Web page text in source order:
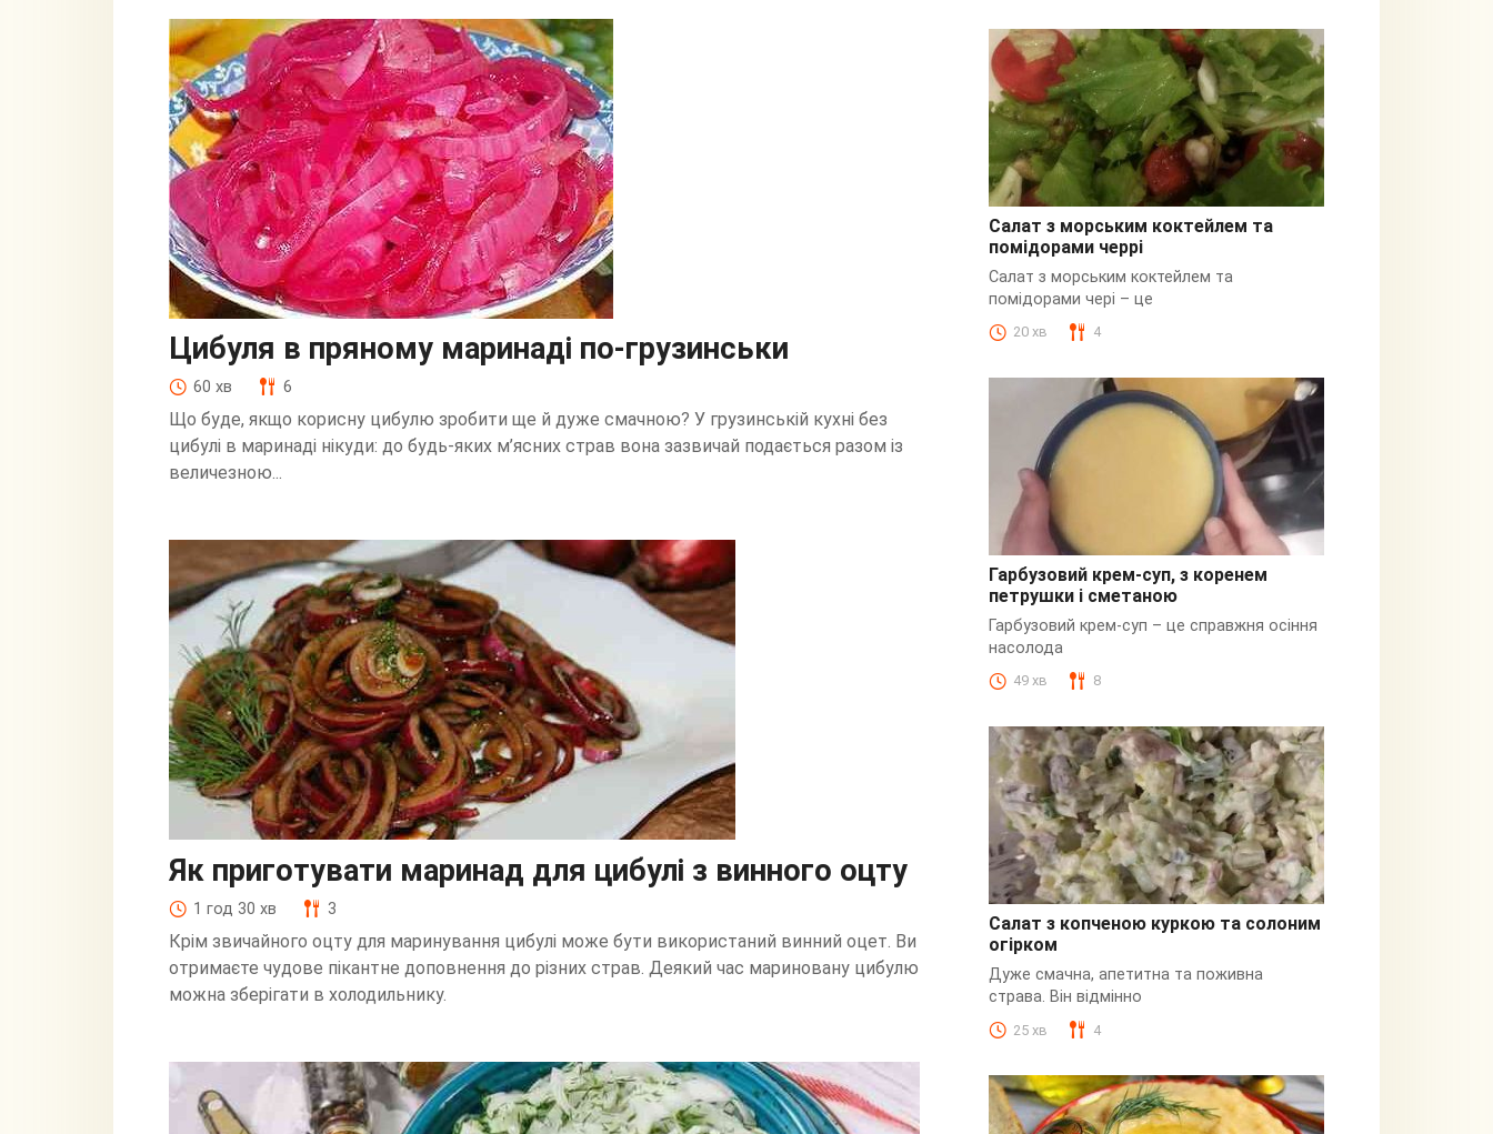
Цибуля в пряному маринаді по-грузинськи
60 хв 6
Що буде, якщо корисну цибулю зробити ще й дуже смачною? У грузинській кухні без
цибулі в маринаді нікуди: до будь-яких м’ясних страв вона зазвичай подається разом із
величезною...
Як приготувати маринад для цибулі з винного оцту
1 год 30 хв 3
Крім звичайного оцту для маринування цибулі може бути використаний винний оцет. Ви
отримаєте чудове пікантне доповнення до різних страв. Деякий час мариновану цибулю
можна зберігати в холодильнику.
З кальмарами
Салат з морським коктейлем та
помідорами черрі
Салат з морським коктейлем та
помідорами чері – це
20 хв 4
Гарбузовий
Гарбузовий крем-суп, з коренем
петрушки і сметаною
Гарбузовий крем-суп – це справжня осіння
насолода
49 хв 8
З куркою
Салат з копченою куркою та солоним
огірком
Дуже смачна, апетитна та поживна
страва. Він відмінно
25 хв 4